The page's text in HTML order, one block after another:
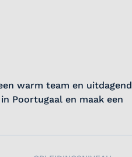
warm team en uitdagend
Poortugaal en maak een